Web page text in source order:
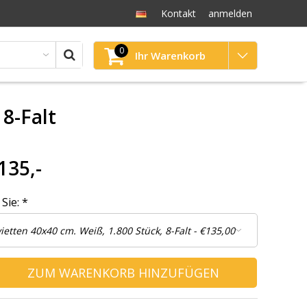
Kontakt anmelden
0 Ihr Warenkorb
Falt
*
ZUM WARENKORB HINZUFÜGEN